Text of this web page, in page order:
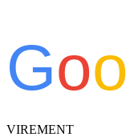
Goo
VIREMENT